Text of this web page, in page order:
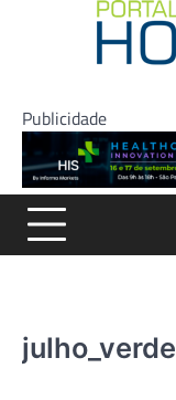
Publicidade
julho_verde